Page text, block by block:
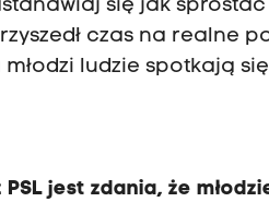
się jak
czas na realne
ludzie spotkają
jest zdania, że